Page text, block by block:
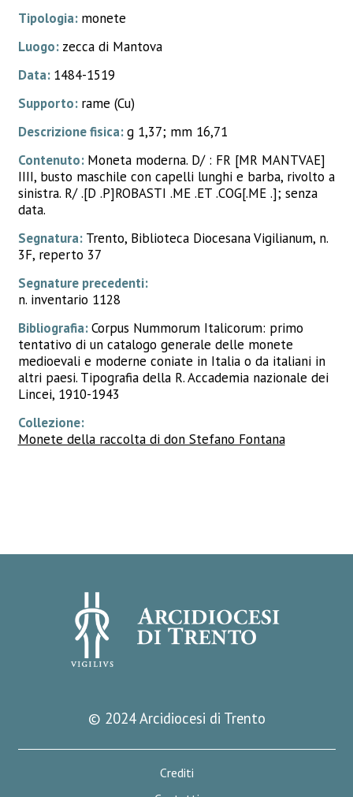
Tipologia: monete
Luogo: zecca di Mantova
Data: 1484-1519
Supporto: rame (Cu)
Descrizione fisica:g 1,37; mm 16,71
Contenuto: Moneta moderna. D/ : FR [MR MANTVAE]
IIII, busto maschile con capelli lunghi e barba, rivolto a
sinistra. R/ .[D .P]ROBASTI .ME .ET .COG[.ME .]; senza
data.
Segnatura: Trento, Biblioteca Diocesana Vigilianum, n.
3F, reperto 37
Segnature precedenti:
n. inventario 1128
Bibliografia:Corpus Nummorum Italicorum: primo
tentativo di un catalogo generale delle monete
medioevali e moderne coniate in Italia o da italiani in
altri paesi. Tipografia della R. Accademia nazionale dei
Lincei, 1910-1943
Collezione:
Monete della raccolta di don Stefano Fontana
© 2024 Arcidiocesi di Trento
Crediti